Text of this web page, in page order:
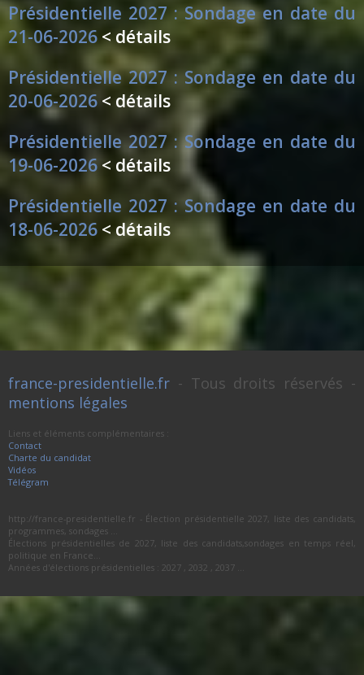
Présidentielle 2027 : Sondage en date du
21-06-2026 < détails
Présidentielle 2027 : Sondage en date du
20-06-2026 < détails
Présidentielle 2027 : Sondage en date du
19-06-2026 < détails
Présidentielle 2027 : Sondage en date du
18-06-2026 < détails
france-presidentielle.fr - Tous droits réservés -
mentions légales
Liens et éléments complémentaires :
Contact
Charte du candidat
Vidéos
Télégram
http://france-presidentielle.fr - Élection présidentielle 2027, liste des candidats,
programmes, sondages ...
Élections présidentielles de 2027, liste des candidats,sondages en temps réel,
politique en France...
Années d'élections présidentielles : 2027 , 2032 , 2037 ...